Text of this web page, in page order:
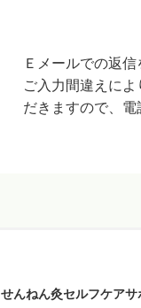
Ｅメールでの返
ご入力間違えに
だきますので、電
せんねん灸セルフケア